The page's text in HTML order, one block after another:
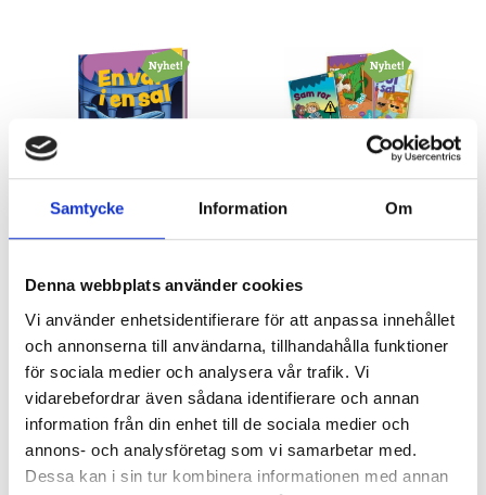
Samtycke Information Om
Denna webbplats använder cookies
Vi använder enhetsidentifierare för att anpassa innehållet
och annonserna till användarna, tillhandahålla funktioner
för sociala medier och analysera vår trafik. Vi
vidarebefordrar även sådana identifierare och annan
information från din enhet till de sociala medier och
annons- och analysföretag som vi samarbetar med.
Dessa kan i sin tur kombinera informationen med annan
Fröet: NIVMKÄ – En val i
Jonna Bruce & Sara Larsson
133 kr
Köp
Lästrädet - Fröet:
Jonna Bruce & Sara Larsson
491 kr
Köp